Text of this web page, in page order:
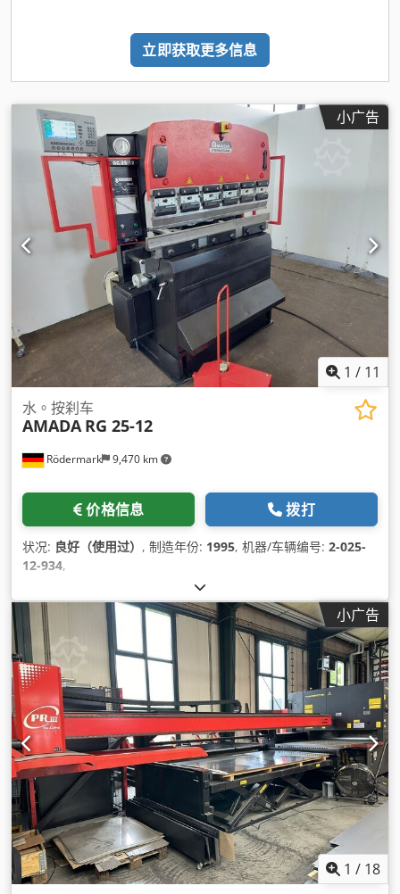
立即获取更多信息
小广告
1 / 11
Rödermark 9,470 km
水。按刹车
AMADA RG 25-12
价格信息 拨打
状况: 良好（使用过） , 制造年份: 1995, 机器/车辆编号: 2-025-
12-934,
小广告
1 / 18